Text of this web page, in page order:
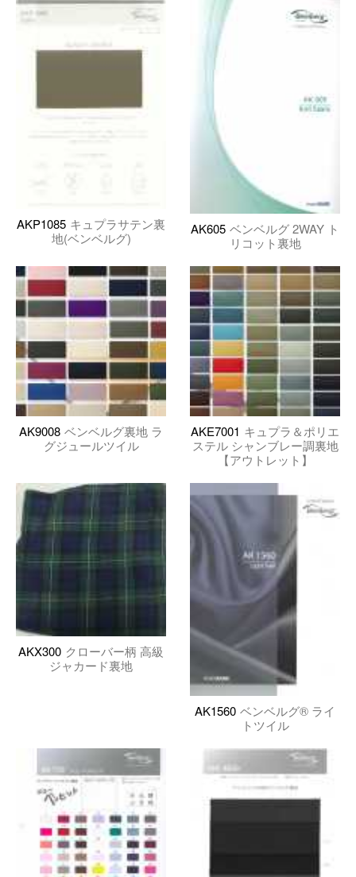
AKP1085 キュプラサテン裏
地(ベンベルグ)
AK605 ベンベルグ 2WAY ト
リコット裏地
AK9008 ベンベルグ裏地 ラ
グジュールツイル
AKE7001 キュプラ＆ポリエ
ステル シャンブレー調裏地
【アウトレット】
AKX300 クローバー柄 高級
ジャカード裏地
AK1560 ベンベルグ® ライ
トツイル